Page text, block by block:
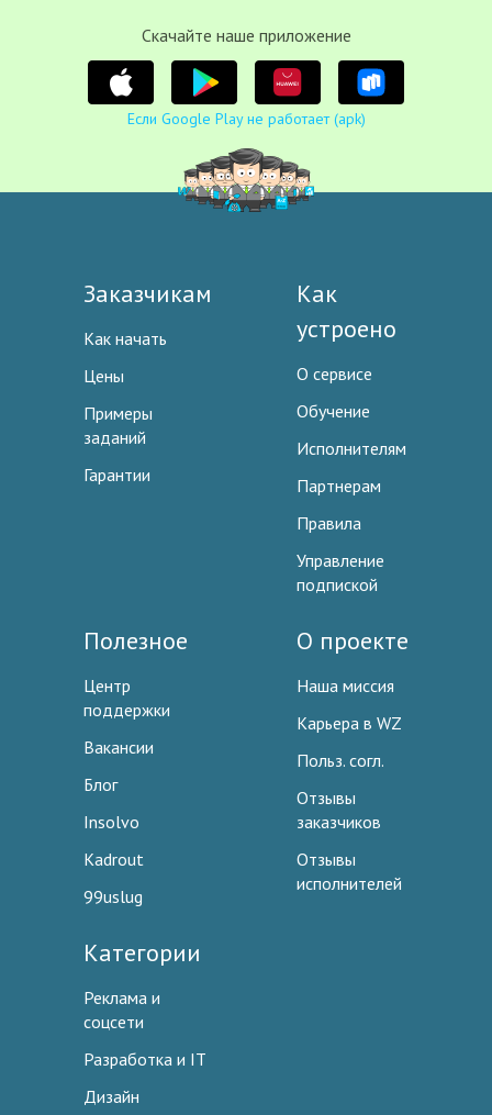
Cкачайте наше приложение
Если Google Play не работает (apk)
Заказчикам
Как начать
Цены
Примеры
заданий
Гарантии
Как
устроено
О сервисе
Обучение
Исполнителям
Партнерам
Правила
Управление
подпиской
Полезное
Центр
поддержки
Вакансии
Блог
Insolvo
Kadrout
99uslug
О проекте
Наша миссия
Карьера в WZ
Польз. согл.
Отзывы
заказчиков
Отзывы
исполнителей
Категории
Реклама и
соцсети
Разработка и IT
Дизайн